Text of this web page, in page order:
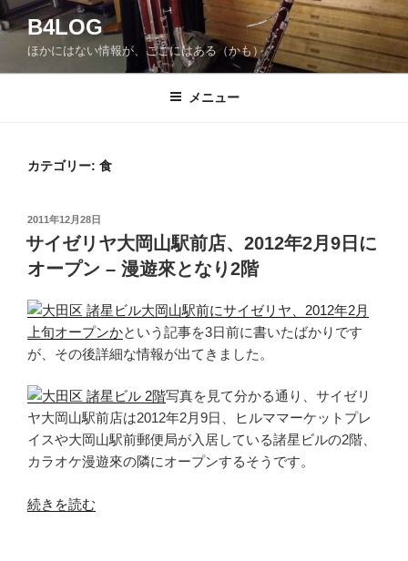
コ
ン
ン
B4LOG
ほかにはない情報が、ここにはある（かも）。
メニュー
カテゴリー: 食
投
稿
日:
2011年12月28日
サイゼリヤ大岡山駅前店、2012年2月9日に
オープン – 漫遊來となり2階
大岡山駅前にサイゼリヤ、2012年2月
上旬オープンかという記事を3日前に書いたばかりです
が、その後詳細な情報が出てきました。
写真を見て分かる通り、サイゼリ
ヤ大岡山駅前店は2012年2月9日、ヒルママーケットプレ
イスや大岡山駅前郵便局が入居している諸星ビルの2階、
カラオケ漫遊來の隣にオープンするそうです。
“サ
続きを読む